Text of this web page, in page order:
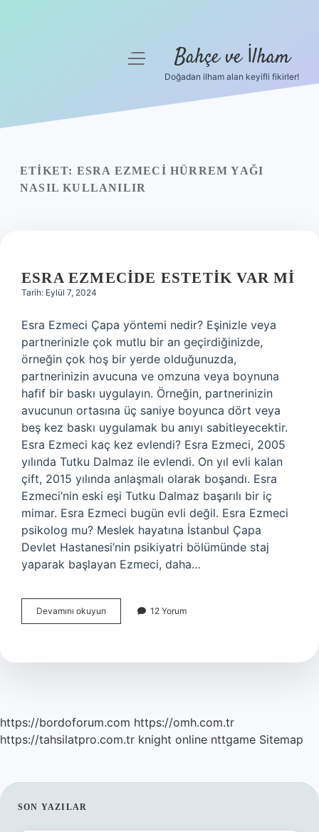
Yasal Uyarı
menüyü
Bahçe ve İlham
Doğadan ilham alan keyifli fikirler!
ETIKET: ESRA EZMECI HÜRREM YAĞI
NASIL KULLANILIR
ESRA EZMECIDE ESTETIK VAR MI
Tarih: Eylül 7, 2024
Esra Ezmeci Çapa yöntemi nedir? Eşinizle veya
partnerinizle çok mutlu bir an geçirdiğinizde,
örneğin çok hoş bir yerde olduğunuzda,
partnerinizin avucuna ve omzuna veya boynuna
hafif bir baskı uygulayın. Örneğin, partnerinizin
avucunun ortasına üç saniye boyunca dört veya
beş kez baskı uygulamak bu anıyı sabitleyecektir.
Esra Ezmeci kaç kez evlendi? Esra Ezmeci, 2005
yılında Tutku Dalmaz ile evlendi. On yıl evli kalan
çift, 2015 yılında anlaşmalı olarak boşandı. Esra
Ezmeci’nin eski eşi Tutku Dalmaz başarılı bir iç
mimar. Esra Ezmeci bugün evli değil. Esra Ezmeci
psikolog mu? Meslek hayatına İstanbul Çapa
Devlet Hastanesi’nin psikiyatri bölümünde staj
yaparak başlayan Ezmeci, daha…
Devamını okuyun
Ezmecide
Mi
12 Yorum
https://bordoforum.com https://omh.com.tr
https://tahsilatpro.com.tr knight online nttgame Sitemap
SIDEBAR
SON YAZILAR